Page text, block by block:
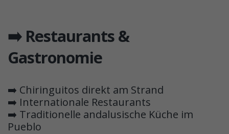
➡️ Restaurants &
Gastronomie
➡️ Chiringuitos direkt am Strand
➡️ Internationale Restaurants
➡️ Traditionelle andalusische Küche im
Pueblo